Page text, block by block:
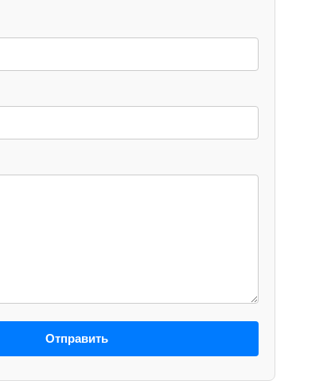
Отправить